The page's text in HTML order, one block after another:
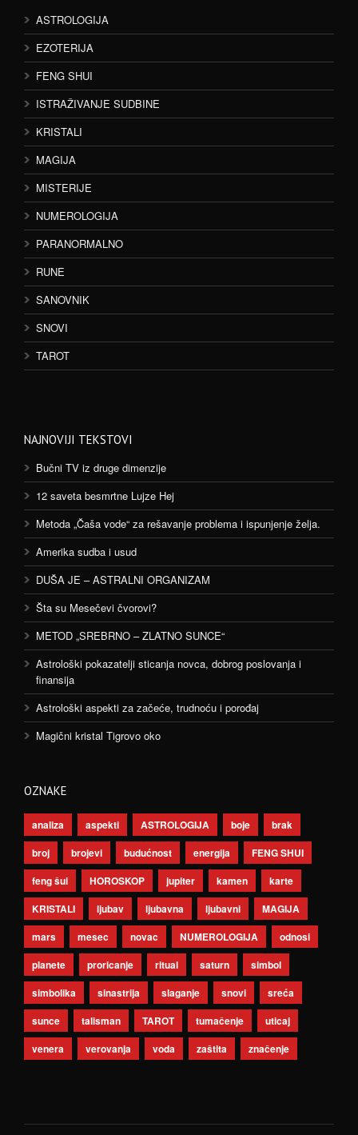
ASTROLOGIJA
EZOTERIJA
FENG SHUI
ISTRAŽIVANJE SUDBINE
KRISTALI
MAGIJA
MISTERIJE
NUMEROLOGIJA
PARANORMALNO
RUNE
SANOVNIK
SNOVI
TAROT
NAJNOVIJI TEKSTOVI
Bučni TV iz druge dimenzije
12 saveta besmrtne Lujze Hej
Metoda „Čaša vode“ za rešavanje problema i ispunjenje želja.
Amerika sudba i usud
DUŠA JE – ASTRALNI ORGANIZAM
Šta su Mesečevi čvorovi?
METOD „SREBRNO – ZLATNO SUNCE“
Astrološki pokazatelji sticanja novca, dobrog poslovanja i
finansija
Astrološki aspekti za začeće, trudnoću i porođaj
Magični kristal Tigrovo oko
OZNAKE
analiza aspekti ASTROLOGIJA boje
brak
broj
brojevi budućnost energija
FENG SHUI
feng šui
HOROSKOP jupiter kamen
karte
KRISTALI
ljubav ljubavna ljubavni
MAGIJA
mars
mesec novac NUMEROLOGIJA
odnosi
planete
proricanje ritual saturn
simbol
simbolika
sinastrija slaganje snovi
sreća
sunce
talisman TAROT tumačenje
uticaj
venera
verovanja voda zaštita značenje